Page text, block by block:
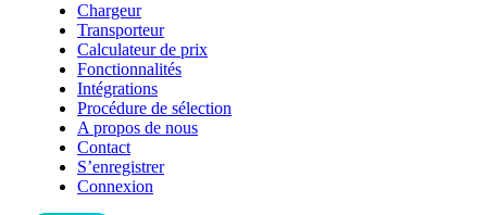
Chargeur
Transporteur
Calculateur de prix
Fonctionnalités
Intégrations
Procédure de sélection
A propos de nous
Contact
S’enregistrer
Connexion